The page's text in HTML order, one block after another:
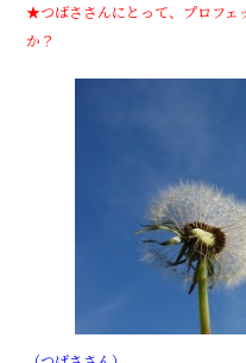
★つばささんにとって、プロフェ
か？